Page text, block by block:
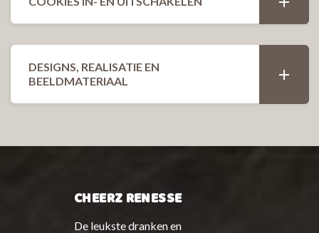
DESIGNS, REALISATIE EN
BEELDMATERIAAL
CHEERZ RENESSE
De leukste dranken en